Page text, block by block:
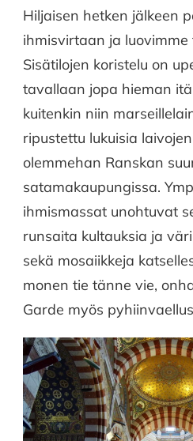
Hiljaisen hetken jälkeen
ihmisvirtaan ja luovimme
Sisätilojen koristelu on
tavallaan jopa hieman
kuitenkin niin
ripustettu lukuisia
olemmehan Ranskan
satamakaupungissa.
ihmismassat unohtuvat
runsaita kultauksia ja
sekä mosaiikkeja
monen tie tänne vie,
Garde myös